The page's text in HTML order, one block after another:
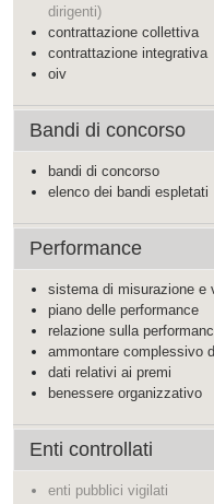
dirigenti)
contrattazione collettiva
contrattazione integrativa
oiv
Bandi di concorso
bandi di concorso
elenco dei bandi espletati
Performance
sistema di misurazione e
piano delle performance
relazione sulla
ammontare complessivo
dati relativi ai premi
benessere organizzativo
Enti controllati
enti pubblici vigilati